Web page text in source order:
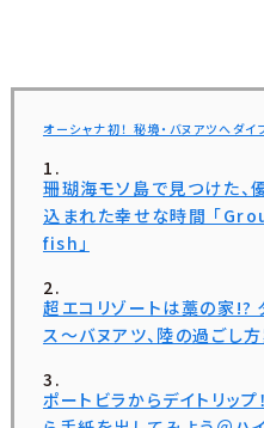
オーシャナ初！ 秘境・バヌアツへダイ
珊瑚海モソ島で見つけた、
込まれた幸せな時間 「
fish」
超エコリゾートは藁の家!?
ス〜バヌアツ、陸の過ごし
ポートビラからデイトリッ